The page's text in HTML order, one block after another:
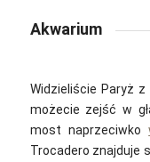
Akwarium
Widzieliście Paryż
możecie zejść w
most naprzeciwko
Trocadero znajduje